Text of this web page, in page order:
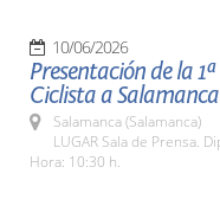
10/06/2026
Presentación de la
Ciclista a
Salamanca (Salamanca)
LUGAR Sala de Prensa.
Hora: 10:30 h.